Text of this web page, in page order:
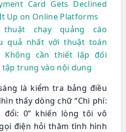
Card Gets Declined
Up on Online Platforms
thuật chạy quảng cáo
quả nhất với thuật toán
Không cần thiết lập đối
trung vào nội dung
là kiểm tra bảng điều
thấy dòng chữ “Chi phí:
đổi: 0” khiến lòng tôi vô
điện hỏi thăm tình hình